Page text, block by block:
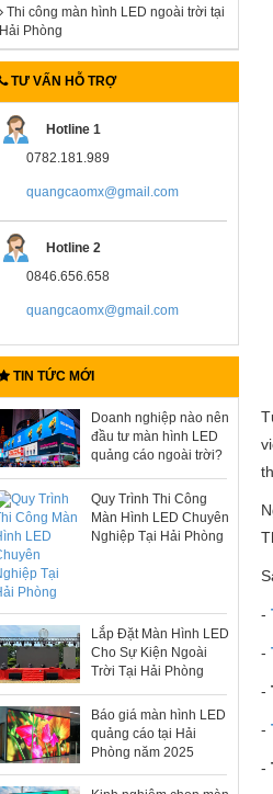
Thi công màn hình LED ngoài trời tại
Hải Phòng
TƯ VẤN HỖ TRỢ
Hotline 1
0782.181.989
quangcaomx@gmail.com
Hotline 2
0846.656.658
quangcaomx@gmail.com
TIN TỨC MỚI
Doanh nghiệp nào nên
đầu tư màn hình LED
quảng cáo ngoài trời?
Quy Trình Thi Công
Màn Hình LED Chuyên
Nghiệp Tại Hải Phòng
Lắp Đặt Màn Hình LED
Cho Sự Kiện Ngoài
Trời Tại Hải Phòng
Báo giá màn hình LED
quảng cáo tại Hải
Phòng năm 2025
-
-
-
-
-